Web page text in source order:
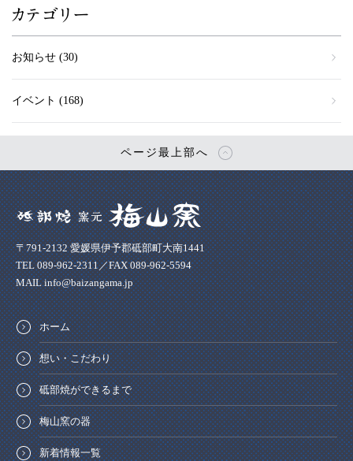
カテゴリー
お知らせ (30)
イベント (168)
ページ最上部へ
〒791-2132 愛媛県伊予郡砥部町大南1441
TEL 089-962-2311／FAX 089-962-5594
MAIL info@baizangama.jp
ホーム
想い・こだわり
砥部焼ができるまで
梅山窯の器
新着情報一覧